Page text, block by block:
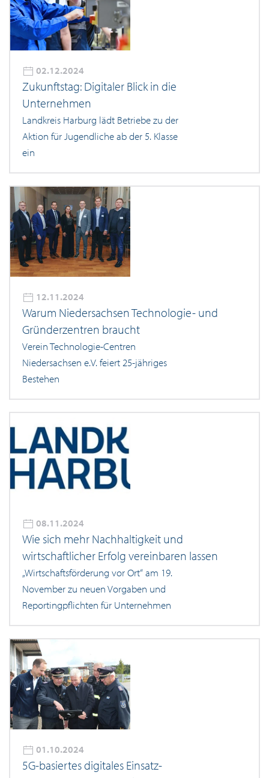
02.12.2024
Zukunftstag: Digitaler Blick in die
Unternehmen
Landkreis Harburg lädt Betriebe zu der
Aktion für Jugendliche ab der 5. Klasse
ein
12.11.2024
Warum Niedersachsen Technologie- und
Gründerzentren braucht
Verein Technologie-Centren
Niedersachsen e.V. feiert 25-jähriges
Bestehen
08.11.2024
Wie sich mehr Nachhaltigkeit und
wirtschaftlicher Erfolg vereinbaren lassen
„Wirtschaftsförderung vor Ort“ am 19.
November zu neuen Vorgaben und
Reportingpflichten für Unternehmen
01.10.2024
5G-basiertes digitales Einsatz-